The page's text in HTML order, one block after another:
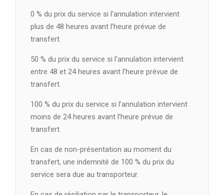
0 % du prix du service si l’annulation intervient
plus de 48 heures avant l’heure prévue de
transfert.
50 % du prix du service si l’annulation intervient
entre 48 et 24 heures avant l’heure prévue de
transfert.
100 % du prix du service si l’annulation intervient
moins de 24 heures avant l’heure prévue de
transfert.
En cas de non-présentation au moment du
transfert, une indemnité de 100 % du prix du
service sera due au transporteur.